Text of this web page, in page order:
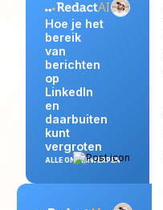
Hoe je het
bereik
van
berichten
op
LinkedIn
en
daarbuiten
kunt
vergroten
ALLE ONDERWERPEN